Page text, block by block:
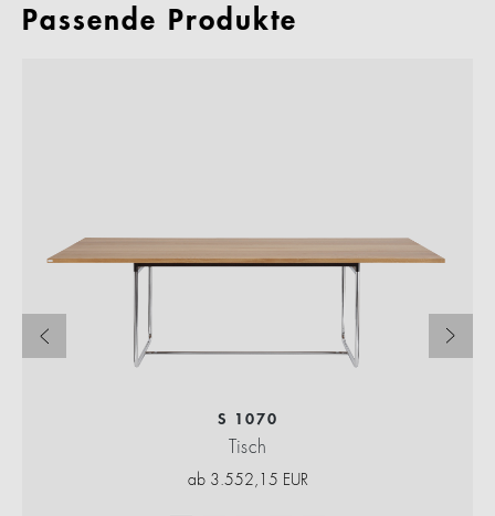
Passende Produkte
S 1070
Tisch
ab 3.552,15 EUR